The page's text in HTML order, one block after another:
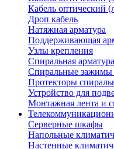
Кабель оптический
Дроп кабель
Натяжная арматура
Поддерживающая
Узлы крепления
Спиральная арматура
Спиральные
Протекторы
Устройство для
Монтажная лента и
Серверные шкафы
Напольные
Настенные